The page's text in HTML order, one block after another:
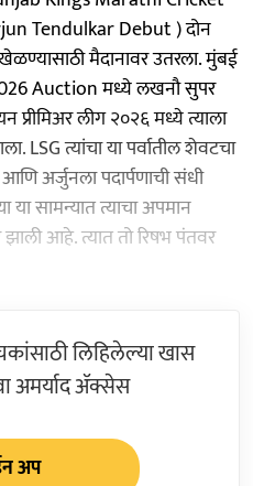
Tendulkar Debut ) दोन
मैदानावर उतरला. मुंबई
Auction मध्ये लखनौ सुपर
लीग २०२६ मध्ये त्याला
LSG त्यांचा या पर्वातील शेवटचा
अर्जुनला पदार्पणाची संधी
या सामन्यात त्याचा अपमान
झाली आहे. त्यात तो रिषभ पंतवर
लिहिलेल्या खास
अमर्याद ॲक्सेस
अप